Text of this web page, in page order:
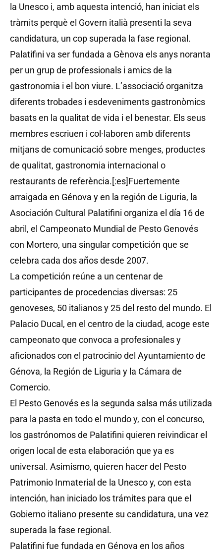
la Unesco i, amb aquesta intenció, han iniciat els
tràmits perquè el Govern italià presenti la seva
candidatura, un cop superada la fase regional.
Palatifini va ser fundada a Gènova els anys noranta
per un grup de professionals i amics de la
gastronomia i el bon viure. L’associació organitza
diferents trobades i esdeveniments gastronòmics
basats en la qualitat de vida i el benestar. Els seus
membres escriuen i col·laboren amb diferents
mitjans de comunicació sobre menges, productes
de qualitat, gastronomia internacional o
restaurants de referència.[:es]Fuertemente
arraigada en Génova y en la región de Liguria, la
Asociación Cultural Palatifini organiza el día 16 de
abril, el Campeonato Mundial de Pesto Genovés
con Mortero, una singular competición que se
celebra cada dos años desde 2007.
La competición reúne a un centenar de
participantes de procedencias diversas: 25
genoveses, 50 italianos y 25 del resto del mundo. El
Palacio Ducal, en el centro de la ciudad, acoge este
campeonato que convoca a profesionales y
aficionados con el patrocinio del Ayuntamiento de
Génova, la Región de Liguria y la Cámara de
Comercio.
El Pesto Genovés es la segunda salsa más utilizada
para la pasta en todo el mundo y, con el concurso,
los gastrónomos de Palatifini quieren reivindicar el
origen local de esta elaboración que ya es
universal. Asimismo, quieren hacer del Pesto
Patrimonio Inmaterial de la Unesco y, con esta
intención, han iniciado los trámites para que el
Gobierno italiano presente su candidatura, una vez
superada la fase regional.
Palatifini fue fundada en Génova en los años